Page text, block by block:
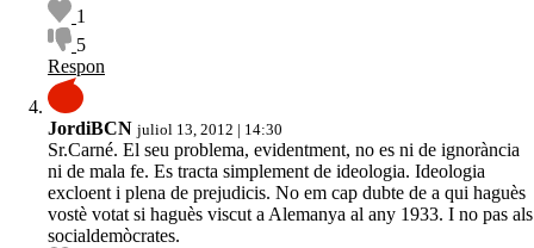
1
5
Respon
JordiBCN juliol 13, 2012 | 14:30
Sr.Carné. El seu problema, evidentment, no es ni de ignorància
ni de mala fe. Es tracta simplement de ideologia. Ideologia
excloent i plena de prejudicis. No em cap dubte de a qui haguès
vostè votat si haguès viscut a Alemanya al any 1933. I no pas als
socialdemòcrates.